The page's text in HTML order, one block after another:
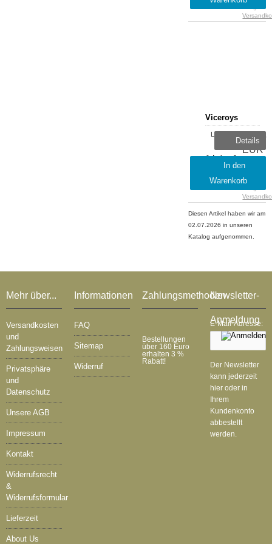
Viceroys
Lieferzeit:
sofort
lieferbar, 1-
2 Tage
10,99
EUR
MwSt.
Details
In den
Warenkorb
Diesen Artikel haben wir am
02.07.2026 in unseren
Katalog aufgenommen.
Mehr über...
Versandkosten
und
Zahlungsweisen
Privatsphäre
und
Datenschutz
Unsere AGB
Impressum
Kontakt
Widerrufsrecht
&
Widerrufsformular
Lieferzeit
About Us
Informationen
FAQ
Sitemap
Widerruf
Zahlungsmethoden
Bestellungen
über 160 Euro
erhalten 3 %
Rabatt!
Newsletter-
Anmeldung
E-Mail-Adresse:
Der Newsletter
kann jederzeit
hier oder in
Ihrem
Kundenkonto
abbestellt
werden.